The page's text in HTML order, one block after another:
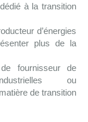
à la transition
d’énergies
plus de la
fournisseur de
ou
de transition